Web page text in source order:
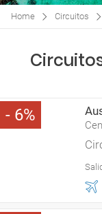
Home Circuitos
6